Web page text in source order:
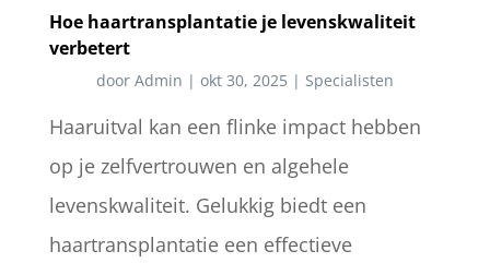
Hoe haartransplantatie je levenskwaliteit
verbetert
door Admin | okt 30, 2025 | Specialisten
Haaruitval kan een flinke impact hebben
op je zelfvertrouwen en algehele
levenskwaliteit. Gelukkig biedt een
haartransplantatie een effectieve